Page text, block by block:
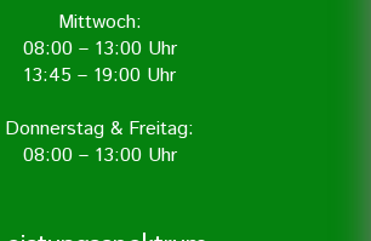
Mittwoch:
08:00 – 13:00 Uhr
13:45 – 19:00 Uhr
Donnerstag & Freitag:
08:00 – 13:00 Uhr